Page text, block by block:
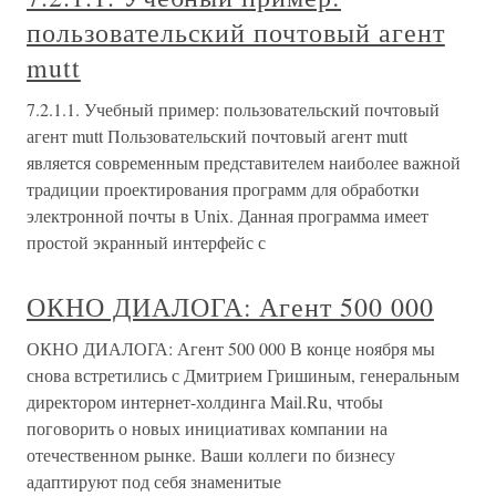
пользовательский почтовый агент
mutt
7.2.1.1. Учебный пример: пользовательский почтовый
агент mutt Пользовательский почтовый агент mutt
является современным представителем наиболее важной
традиции проектирования программ для обработки
электронной почты в Unix. Данная программа имеет
простой экранный интерфейс с
ОКНО ДИАЛОГА: Агент 500 000
ОКНО ДИАЛОГА: Агент 500 000 В конце ноября мы
снова встретились с Дмитрием Гришиным, генеральным
директором интернет-холдинга Mail.Ru, чтобы
поговорить о новых инициативах компании на
отечественном рынке. Ваши коллеги по бизнесу
адаптируют под себя знаменитые